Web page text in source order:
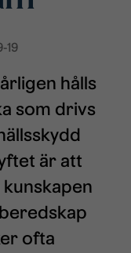
19
hålls
som drivs
är att
ofta